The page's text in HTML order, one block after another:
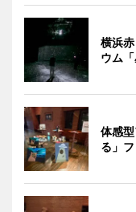
横浜
ウム
体感
る」